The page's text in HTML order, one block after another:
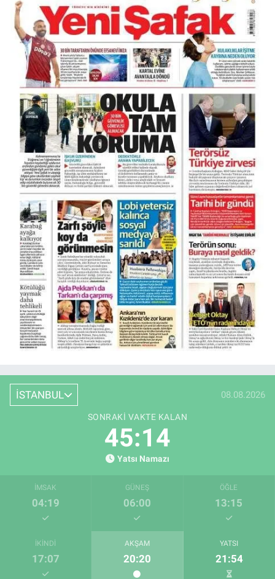
İSTANBUL 08.08.2026
SONRAKI VAKTE KALAN
45:13
Yatsı Namazı
İMSAK
04:19
GÜNEŞ
06:00
ÖĞLE
13:15
İKINDI
17:07
AKŞAM
20:20
YATSI
21:54